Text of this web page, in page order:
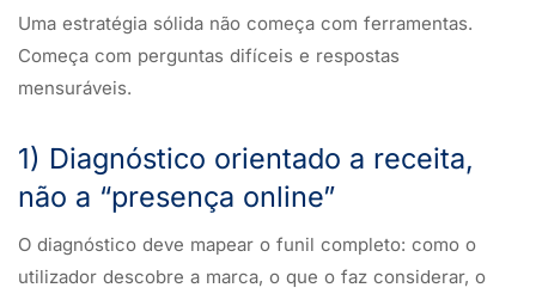
Uma estratégia sólida não começa com ferramentas.
Começa com perguntas difíceis e respostas
mensuráveis.
1) Diagnóstico orientado a receita,
não a “presença online”
O diagnóstico deve mapear o funil completo: como o
utilizador descobre a marca, o que o faz considerar, o